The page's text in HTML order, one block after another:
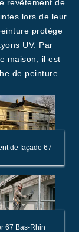
revêtement de
lors de leur
protège
UV. Par
maison, il est
de peinture.
de façade 67
67 Bas-Rhin